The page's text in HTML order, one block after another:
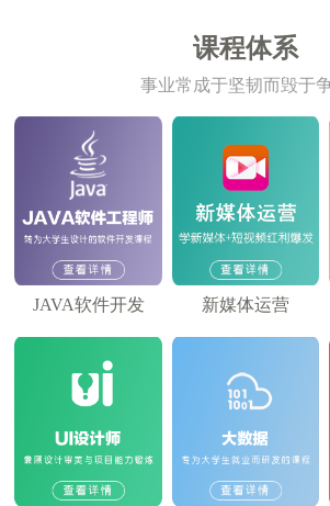
课程体系
事业常成于坚韧而毁于
JAVA软件开发 新媒体运营